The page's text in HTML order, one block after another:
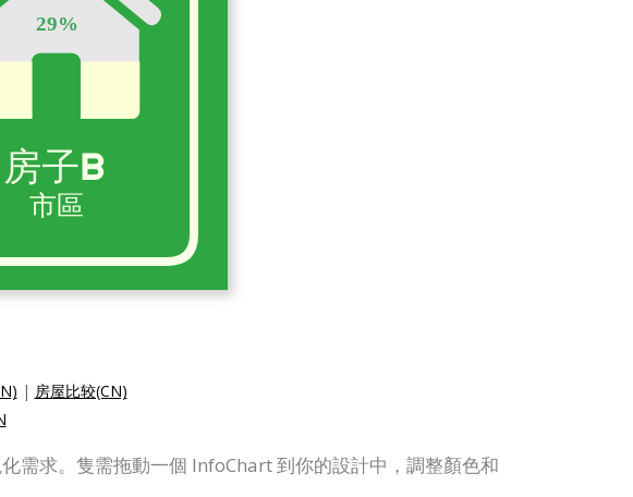
| 房屋比较(CN)
需求。隻需拖動一個 InfoChart 到你的設計中，調整顏色和